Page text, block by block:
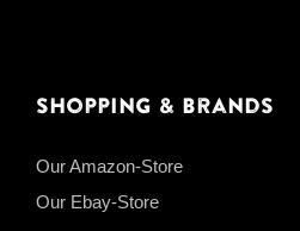
Shopping & Brands
Our Amazon-Store
Our Ebay-Store